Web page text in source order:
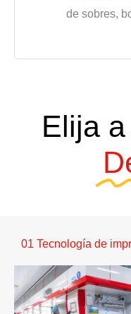
de sobres,
Elija
01 Tecnología de